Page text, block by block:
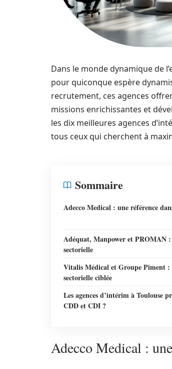
Dans le monde dynamique de
pour quiconque espère
recrutement, ces agences
missions enrichissantes et
les dix meilleures agences
tous ceux qui cherchent à
Sommaire
Adecco Medical : une référence
Adéquat, Manpower et PROMAN
sectorielle
Vitalis Médical et Groupe Piment :
sectorielle ciblée
Les agences d’intérim à Toulouse
CDD et CDI ?
Adecco Medical :